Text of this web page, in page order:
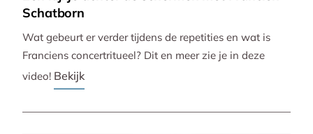
Schatborn
Wat gebeurt er verder tijdens de repetities en wat is
Franciens concertritueel? Dit en meer zie je in deze
video! Bekijk